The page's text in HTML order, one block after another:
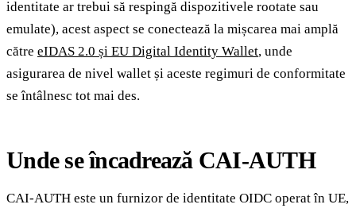
identitate ar trebui să respingă dispozitivele rootate sau
emulate), acest aspect se conectează la mișcarea mai amplă
către eIDAS 2.0 și EU Digital Identity Wallet, unde
asigurarea de nivel wallet și aceste regimuri de conformitate
se întâlnesc tot mai des.
Unde se încadrează CAI-AUTH
CAI-AUTH este un furnizor de identitate OIDC operat în UE,